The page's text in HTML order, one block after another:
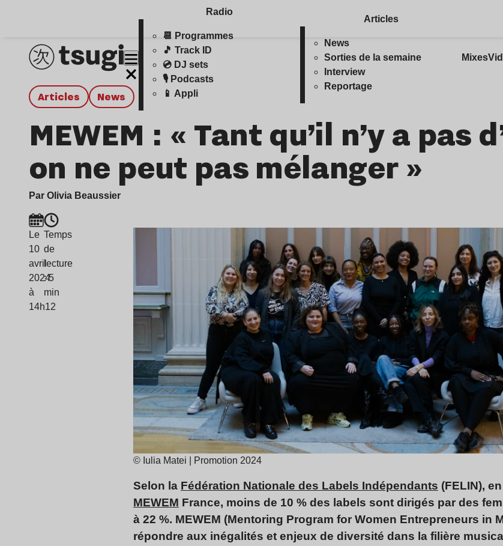
Radio
📆 Programmes
🎵 Track ID
💿 DJ sets
🎙️ Podcasts
📱 Appli
Articles
News
Sorties de la semaine
Interview
Reportage
Mixes
Articles news
MEWEM : « Tant qu’il n’y a pas
on ne peut pas mélanger »
Par Olivia Beaussier
Le
10
avril
2024
à
14h12
Temps
de
lecture
: 5
min
© Iulia Matei | Promotion 2024
Selon la Fédération Nationale des Labels Indépendants (FELIN),
MEWEM France, moins de 10 % des labels sont dirigés par des
à 22 %. MEWEM (Mentoring Program for Women Entrepreneurs in
répondre aux inégalités et enjeux de diversité dans la filière